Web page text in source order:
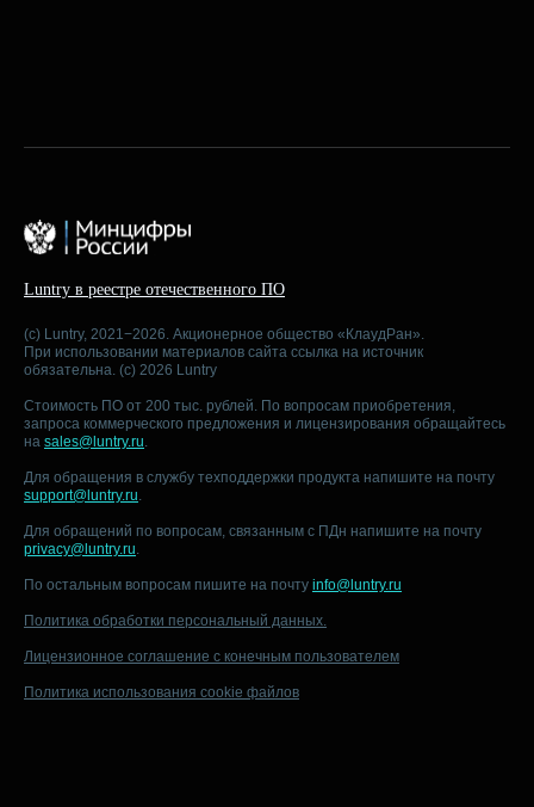
Luntry в реестре отечественного ПО
(c) Luntry, 2021−2026. Акционерное общество «КлаудРан».
При использовании материалов сайта ссылка на источник
обязательна. (c) 2026 Luntry
Стоимость ПО от 200 тыс. рублей. По вопросам приобретения,
запроса коммерческого предложения и лицензирования обращайтесь
на sales@luntry.ru.
Для обращения в службу техподдержки продукта напишите на почту
support@luntry.ru.
Для обращений по вопросам, связанным с ПДн напишите на почту
privacy@luntry.ru.
По остальным вопросам пишите на почту info@luntry.ru
Политика обработки персональный данных.
Лицензионное соглашение с конечным пользователем
Политика использования cookie файлов